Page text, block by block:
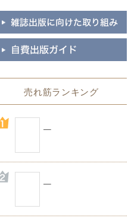
売れ筋ランキング